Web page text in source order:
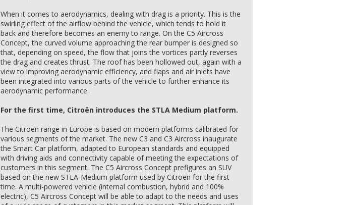
When it comes to aerodynamics, dealing with drag is a priority. This is the
swirling effect of the airflow behind the vehicle, which tends to hold it
back and therefore becomes an enemy to range. On the C5 Aircross
Concept, the curved volume approaching the rear bumper is designed so
that, depending on speed, the flow that joins the vortices partly reverses
the drag and creates thrust. The roof has been hollowed out, again with a
view to improving aerodynamic efficiency, and flaps and air inlets have
been integrated into various parts of the vehicle to further enhance its
aerodynamic performance.
For the first time, Citroën introduces the STLA Medium platform.
The Citroën range in Europe is based on modern platforms calibrated for
various segments of the market. The new C3 and C3 Aircross inaugurate
the Smart Car platform, adapted to European standards and equipped
with driving aids and connectivity capable of meeting the expectations of
customers in this segment. The C5 Aircross Concept prefigures an SUV
based on the new STLA-Medium platform used by Citroën for the first
time. A multi-powered vehicle (internal combustion, hybrid and 100%
electric), C5 Aircross Concept will be able to adapt to the needs and uses